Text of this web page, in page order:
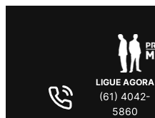
LIGUE AGORA
(61) 4042-
5860